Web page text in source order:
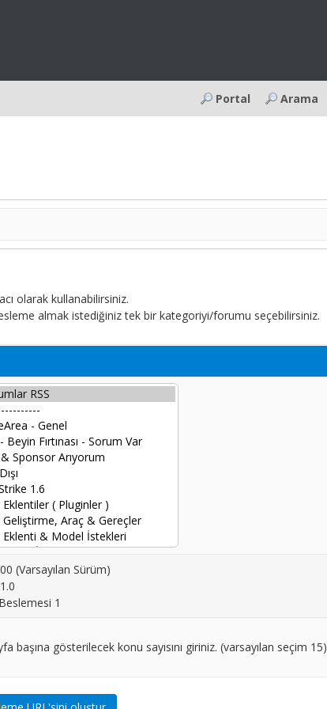
Portal Arama
olarak kullanabilirsiniz.
almak istediğiniz tek bir kategoriyi/forumu seçebilirsiniz.
(Varsayılan Sürüm)
1
başına gösterilecek konu sayısını giriniz. (varsayılan seçim 15)